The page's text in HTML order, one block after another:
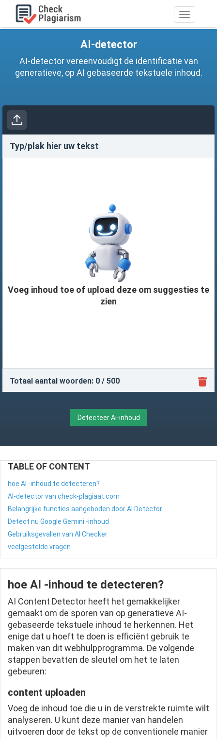
Schakel
navigatie
AI-detector
AI-detector vereenvoudigt de identificatie van
generatieve, op AI gebaseerde tekstuele inhoud.
Typ/plak hier uw tekst
Voeg inhoud toe of upload deze om suggesties te
zien
Totaal aantal woorden: 0 / 500
Detecteer Ai-inhoud
TABLE OF CONTENT
hoe AI -inhoud te detecteren?
AI-detector van check-plagiaat.com
Belangrijke functies aangeboden door AI Detector
Detect nu Google Gemini -inhoud
Gebruiksgevallen van AI Checker
veelgestelde vragen
hoe AI -inhoud te detecteren?
AI Content Detector heeft het gemakkelijker
gemaakt om de sporen van op generatieve AI-
gebaseerde tekstuele inhoud te herkennen. Het
enige dat u hoeft te doen is efficiënt gebruik te
maken van dit webhulpprogramma. De volgende
stappen bevatten de sleutel om het te laten
gebeuren:
content uploaden
Voeg de inhoud toe die u in de verstrekte ruimte wilt
analyseren. U kunt deze manier van handelen
uitvoeren door de tekst op de conventionele manier